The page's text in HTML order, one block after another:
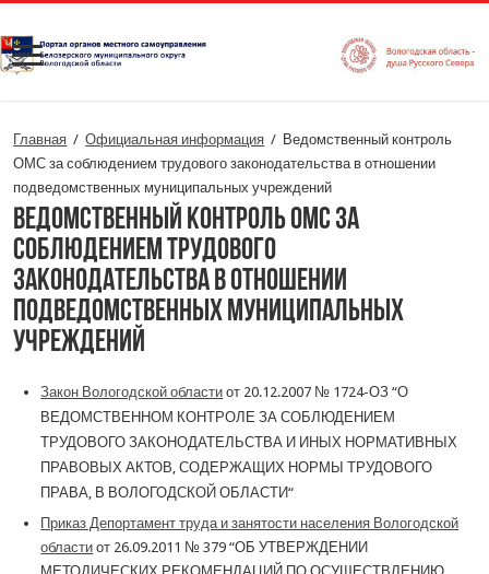
Главная / Официальная информация / Ведомственный контроль
ОМС за соблюдением трудового законодательства в отношении
подведомственных муниципальных учреждений
Ведомственный контроль ОМС за
соблюдением трудового
законодательства в отношении
подведомственных муниципальных
учреждений
Закон Вологодской области от 20.12.2007 № 1724-ОЗ “О
ВЕДОМСТВЕННОМ КОНТРОЛЕ ЗА СОБЛЮДЕНИЕМ
ТРУДОВОГО ЗАКОНОДАТЕЛЬСТВА И ИНЫХ НОРМАТИВНЫХ
ПРАВОВЫХ АКТОВ, СОДЕРЖАЩИХ НОРМЫ ТРУДОВОГО
ПРАВА, В ВОЛОГОДСКОЙ ОБЛАСТИ“
Приказ Депортамент труда и занятости населения Вологодской
области от 26.09.2011 № 379 “ОБ УТВЕРЖДЕНИИ